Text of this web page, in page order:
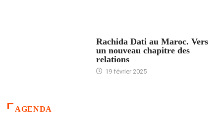
Rachida Dati au Maroc. Vers
un nouveau chapitre des
relations
19 février 2025
AGENDA